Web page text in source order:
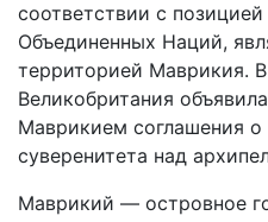
соответствии с
Объединенных Наций,
территорией Маврикия.
Великобритания
Маврикием соглашения о
суверенитета над
Маврикий — островное